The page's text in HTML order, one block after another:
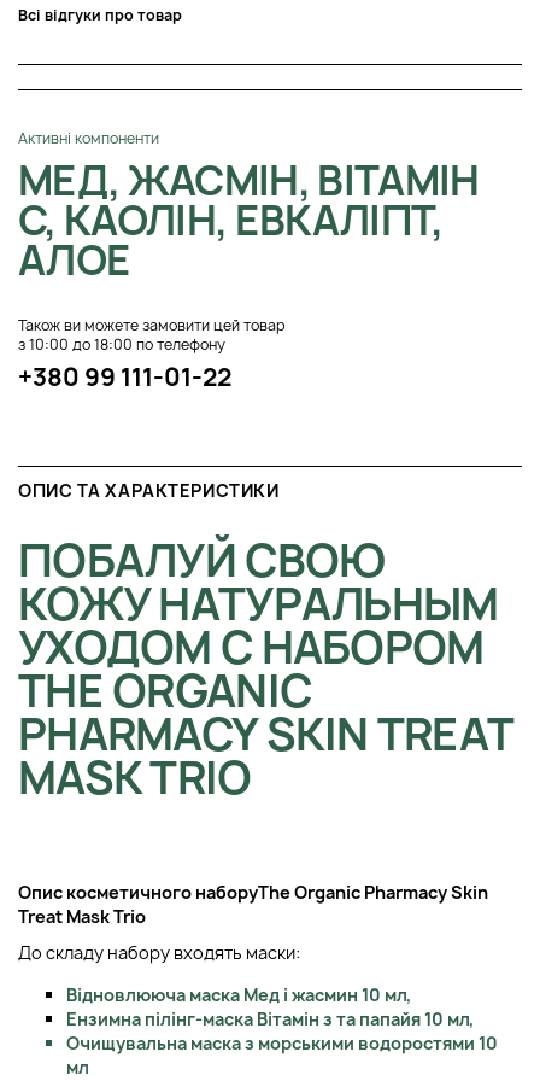
Всі відгуки про товар
Активні компоненти
МЕД, ЖАСМІН, ВІТАМІН
С, КАОЛІН, ЕВКАЛІПТ,
АЛОЕ
Також ви можете замовити цей товар
з 10:00 до 18:00 по телефону
+380 99 111-01-22
ОПИС ТА ХАРАКТЕРИСТИКИ
ПОБАЛУЙ СВОЮ
КОЖУ НАТУРАЛЬНЫМ
УХОДОМ С НАБОРОМ
THE ORGANIC
PHARMACY SKIN TREAT
MASK TRIO
Опис косметичного наборуThe Organic Pharmacy Skin
Treat Mask Trio
До складу набору входять маски:
Відновлююча маска Мед і жасмин 10 мл,
Ензимна пілінг-маска Вітамін з та папайя 10 мл,
Очищувальна маска з морськими водоростями 10
мл